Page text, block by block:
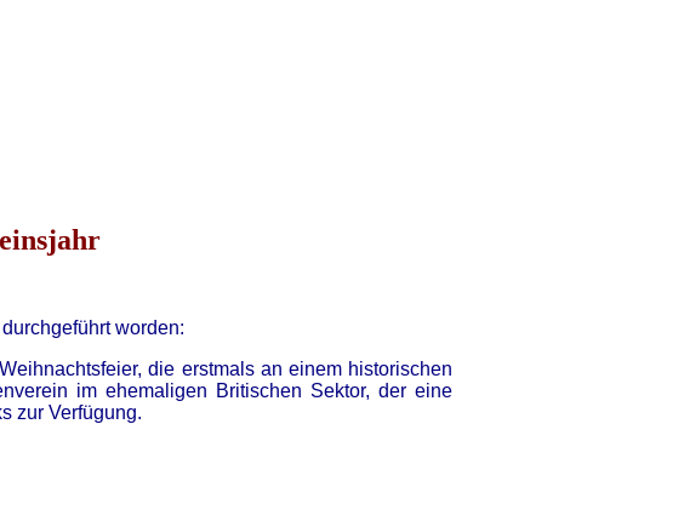
worden:
die erstmals an einem historischen
im ehemaligen Britischen Sektor, der eine
zur Verfügung.